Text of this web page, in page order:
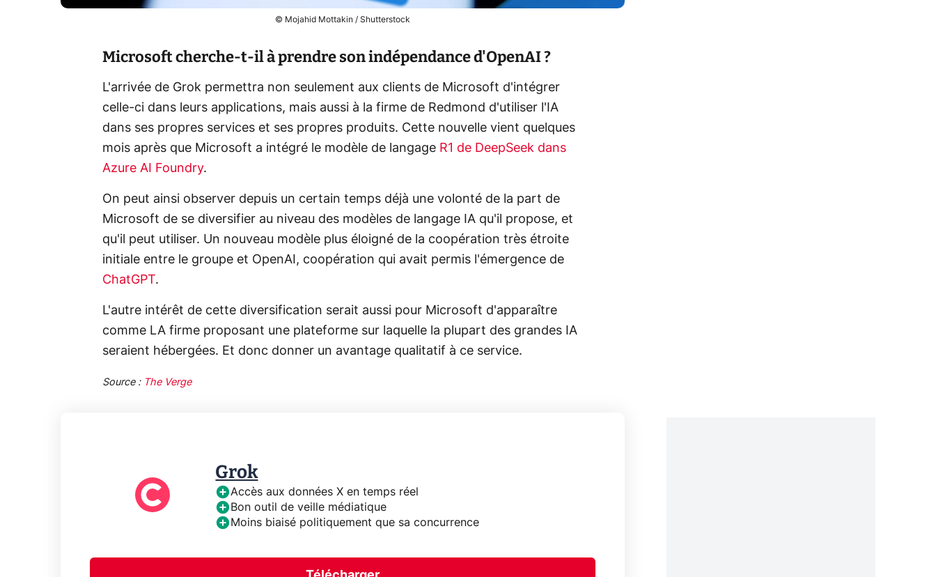
© Mojahid Mottakin / Shutterstock
Microsoft cherche-t-il à prendre son indépendance d'OpenAI ?
L'arrivée de Grok permettra non seulement aux clients de Microsoft d'intégrer
celle-ci dans leurs applications, mais aussi à la firme de Redmond d'utiliser l'IA
dans ses propres services et ses propres produits. Cette nouvelle vient quelques
mois après que Microsoft a intégré le modèle de langage R1 de DeepSeek dans
Azure AI Foundry.
On peut ainsi observer depuis un certain temps déjà une volonté de la part de
Microsoft de se diversifier au niveau des modèles de langage IA qu'il propose, et
qu'il peut utiliser. Un nouveau modèle plus éloigné de la coopération très étroite
initiale entre le groupe et OpenAI, coopération qui avait permis l'émergence de
ChatGPT.
L'autre intérêt de cette diversification serait aussi pour Microsoft d'apparaître
comme LA firme proposant une plateforme sur laquelle la plupart des grandes IA
seraient hébergées. Et donc donner un avantage qualitatif à ce service.
Source : The Verge
Grok
Accès aux données X en temps réel
Bon outil de veille médiatique
Moins biaisé politiquement que sa concurrence